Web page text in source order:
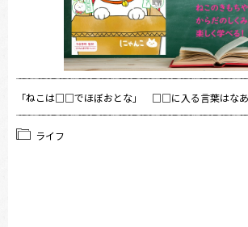
「ねこは□□でほぼおとな」 □□に入る言葉はなあ
ライフ